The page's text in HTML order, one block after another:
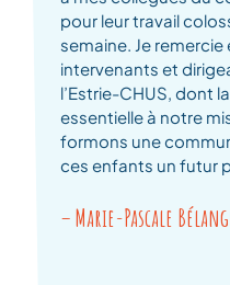
pour leur travail
semaine. Je
intervenants et
l’Estrie-CHUS, dont
essentielle à notre
formons une
ces enfants un futur
– Marie-Pascale